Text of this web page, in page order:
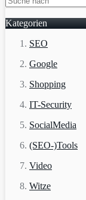
Kategorien
SEO
Google
Shopping
IT-Security
SocialMedia
(SEO-)Tools
Video
Witze